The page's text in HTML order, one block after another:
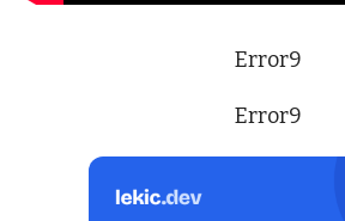
Error9
Error9